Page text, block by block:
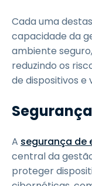
Cada uma
capacidade da
ambiente
reduzindo os
de dispositivos e
A segurança de
central da
proteger